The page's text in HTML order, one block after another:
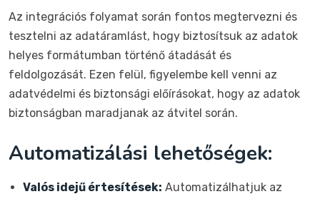
Az integrációs folyamat során fontos megtervezni és
tesztelni az adatáramlást, hogy biztosítsuk az adatok
helyes formátumban történő átadását és
feldolgozását. Ezen felül, figyelembe kell venni az
adatvédelmi és biztonsági előírásokat, hogy az adatok
biztonságban maradjanak az átvitel során.
Automatizálási lehetőségek:
Valós idejű értesítések: Automatizálhatjuk az